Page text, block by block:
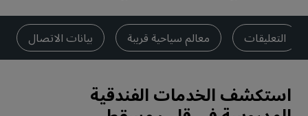
التعليقات معالم سياحية قريبة بيانات الاتصال
استكشف الخدمات الفندقية